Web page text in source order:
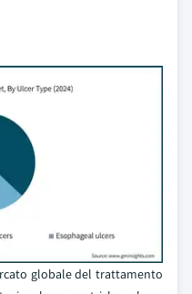
globale del trattamento